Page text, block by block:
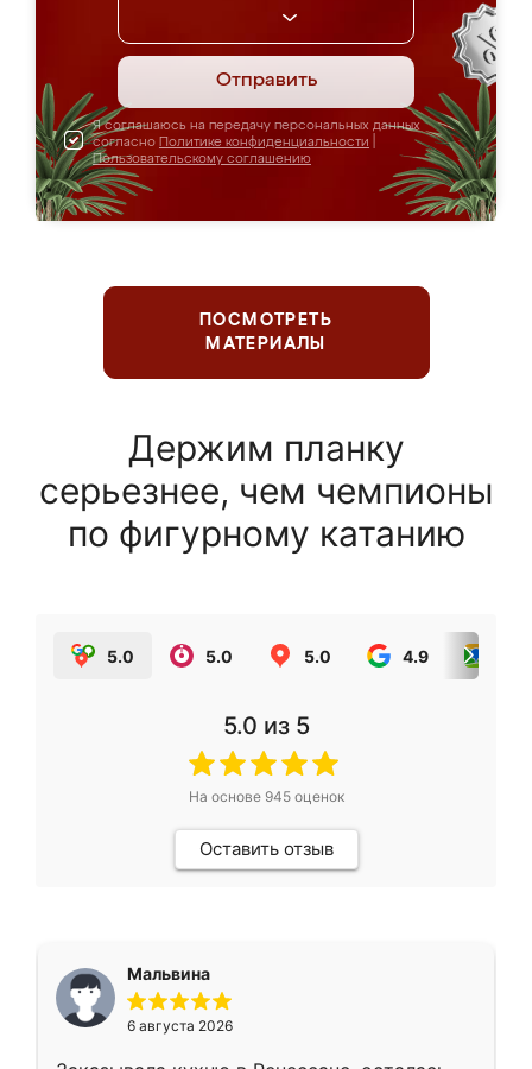
Отправить
Я соглашаюсь на передачу персональных данных
согласно Политике конфиденциальности
Пользовательскому соглашению
ПОСМОТРЕТЬ
МАТЕРИАЛЫ
Держим планку
серьезнее, чем чемпионы
по фигурному катанию
5.0 5.0 5.0 4.9
5.0 из 5
На основе 945оценок
Оставить отзыв
Мальвина
6 августа 2026